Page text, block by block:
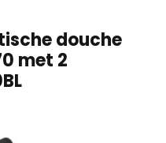
douche
met 2